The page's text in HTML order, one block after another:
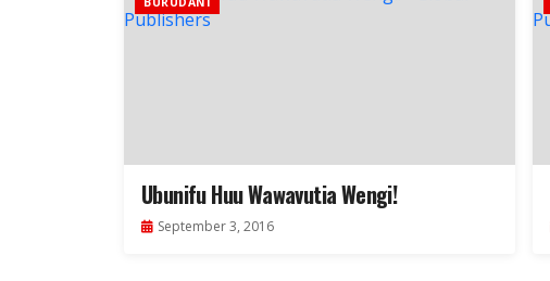
Ubunifu Huu Wawavutia Wengi!
September 3, 2016